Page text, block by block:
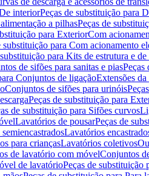
interiorPeças de substituição para
a pilhasPeças de
para ExteriorCom
substituição para Com acionamento
para Kits de estrutura e
de sifões para sanitas e piasPeças
Conjuntos de ligaçãoExtensões
Conjuntos de sifões para urinóis
Peças de substituição para
de substituição para Sifões curvos
Lavatórios de pousarPeças de
Lavatórios
para criançasLavatórios coletivos
de lavatório com móvelConjuntos
de lavatórioPeças de